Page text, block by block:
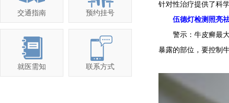
交通指南 预约挂号
就医需知 联系方式
针对性治疗提供了科
伍德灯检测照亮祛
警示：牛皮癣最大
暴露的部位，要控制